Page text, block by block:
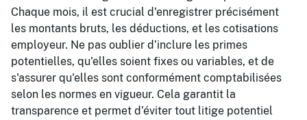
Chaque mois, il est crucial d'enregistrer précisément
les montants bruts, les déductions, et les cotisations
employeur. Ne pas oublier d’inclure les primes
potentielles, qu'elles soient fixes ou variables, et de
s'assurer qu'elles sont conformément comptabilisées
selon les normes en vigueur. Cela garantit la
transparence et permet d’éviter tout litige potentiel